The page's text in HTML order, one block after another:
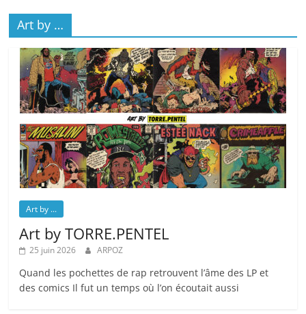
Art by …
Art by ...
Art by TORRE.PENTEL
25 juin 2026 ARPOZ
Quand les pochettes de rap retrouvent l’âme des LP et
des comics Il fut un temps où l’on écoutait aussi